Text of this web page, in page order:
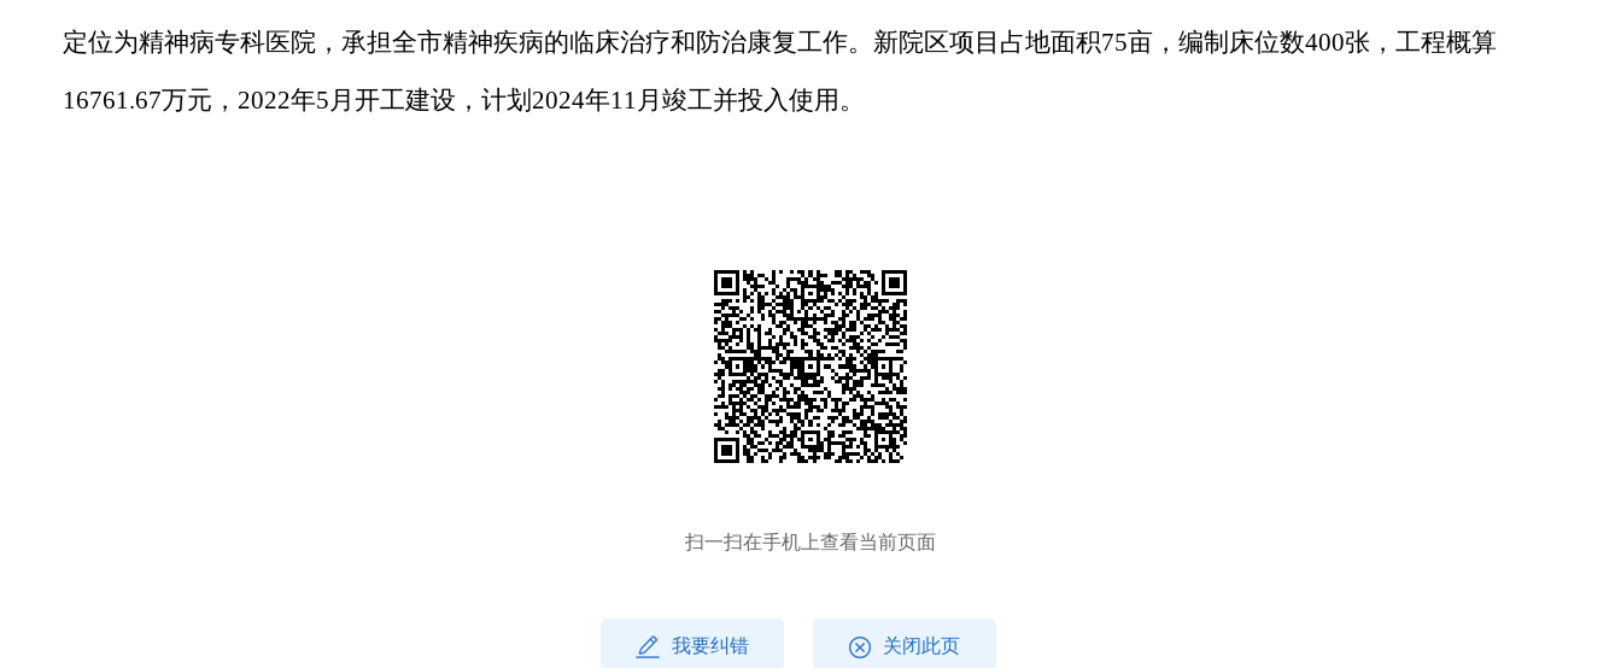
定位为精神病专科医院，承担全市精神疾病的临床治疗和防治康复工作。新院区项目占地面积75亩，编制床位数400张，工程概算
16761.67万元， 2022年5月开工建设，计划 2024年11月竣工并投入使用。
扫一扫在手机上查看当前页面
我要纠错 关闭此页